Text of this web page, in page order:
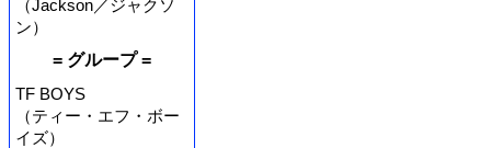
（Jackson／ジャクソ
ン）
= グループ =
TF BOYS
（ティー・エフ・ボー
イズ）